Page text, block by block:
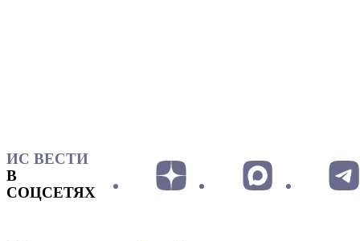
ИС ВЕСТИ
В
СОЦСЕТЯХ